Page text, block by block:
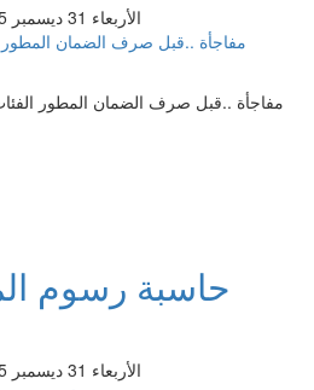
الأربعاء 31 ديسمبر 2025 08:20 مساءً
مفاجأة ..قبل صرف الضمان المطور
الأربعاء 31 ديسمبر 2025 04:10 مساءً